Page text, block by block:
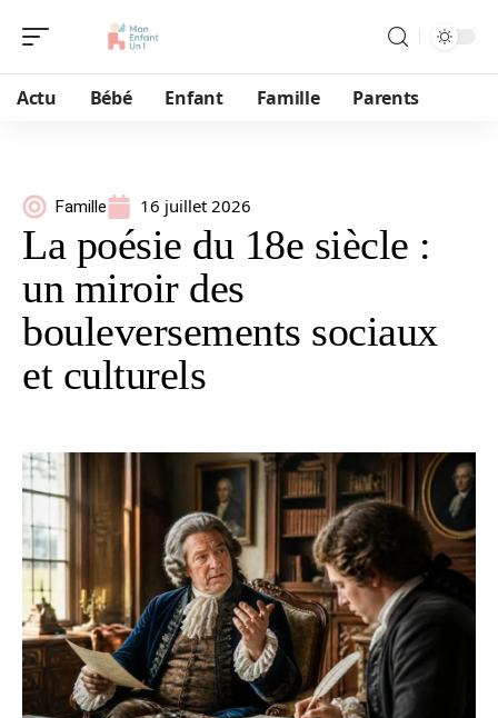
Actu Bébé Enfant Famille Parents
Famille 16 juillet 2026
La poésie du 18e siècle :
un miroir des
bouleversements sociaux
et culturels